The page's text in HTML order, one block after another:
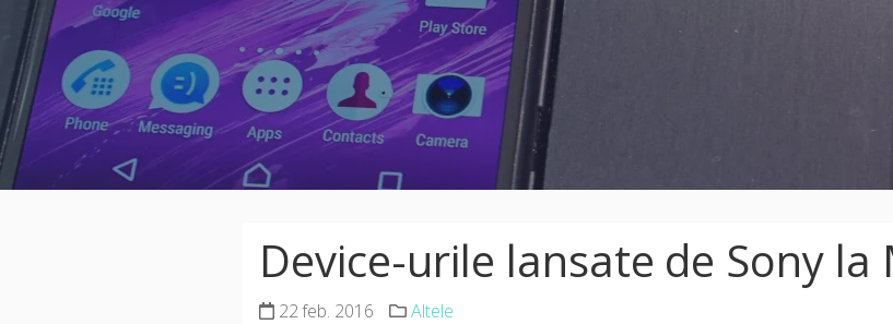
Device-urile lansate de Sony la
22 feb. 2016 Altele